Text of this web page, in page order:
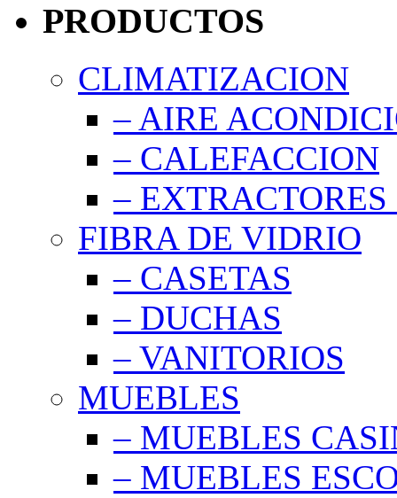
PRODUCTOS
CLIMATIZACION
– AIRE
– CALEFACCION
–
FIBRA DE VIDRIO
– CASETAS
– DUCHAS
– VANITORIOS
MUEBLES
– MUEBLES
– MUEBLES